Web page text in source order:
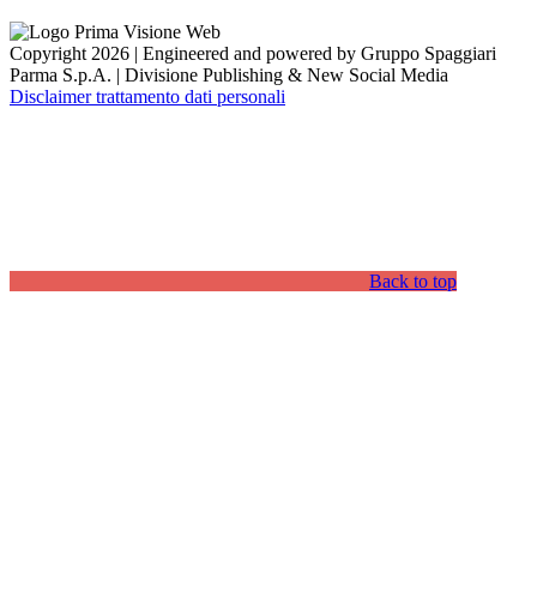
Copyright 2026 | Engineered and powered by Gruppo Spaggiari
Parma S.p.A. | Divisione Publishing & New Social Media
Disclaimer trattamento dati personali
Back to top